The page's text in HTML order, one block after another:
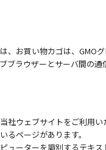
、お買い物カゴは、GMO
ブラウザーとサーバ間の
社ウェブサイトをご利用
るページがあります。
ューターを識別するテキ